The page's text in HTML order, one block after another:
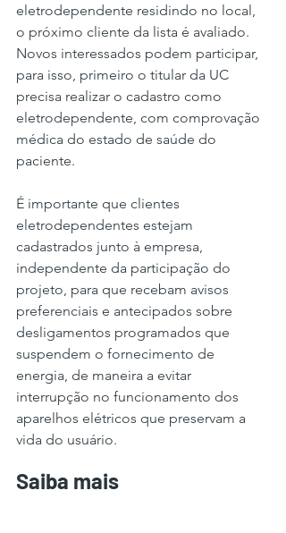
eletrodependente residindo no local,
o próximo cliente da lista é avaliado.
Novos interessados podem participar,
para isso, primeiro o titular da UC
precisa realizar o cadastro como
eletrodependente, com comprovação
médica do estado de saúde do
paciente.
É importante que clientes
eletrodependentes estejam
cadastrados junto à empresa,
independente da participação do
projeto, para que recebam avisos
preferenciais e antecipados sobre
desligamentos programados que
suspendem o fornecimento de
energia, de maneira a evitar
interrupção no funcionamento dos
aparelhos elétricos que preservam a
vida do usuário.
Saiba mais